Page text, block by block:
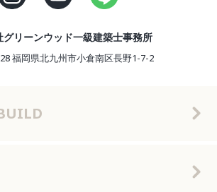
グリーンウッド一級建築士事務所
福岡県北九州市小倉南区長野1-7-2